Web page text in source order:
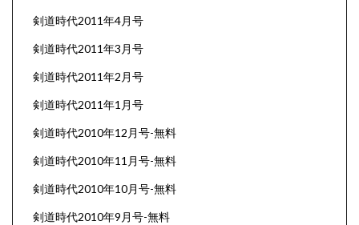
剣道時代2011年4月号
剣道時代2011年3月号
剣道時代2011年2月号
剣道時代2011年1月号
剣道時代2010年12月号-無料
剣道時代2010年11月号-無料
剣道時代2010年10月号-無料
剣道時代2010年9月号-無料